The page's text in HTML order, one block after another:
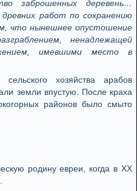
заброшенных деревень…
работ по сохранению
что нынешнее опустошение
ненадлежащей
имевшими место в
хозяйства арабов
земли впустую. После краха
районов было смыто
родину евреи, когда в XX